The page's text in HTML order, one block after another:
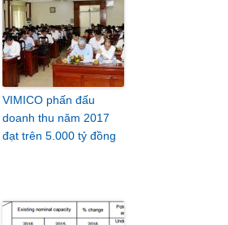
VIMICO phấn đấu
doanh thu năm 2017
đạt trên 5.000 tỷ đồng